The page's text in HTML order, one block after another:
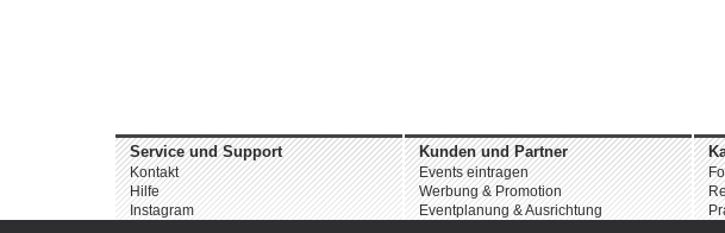
Service und Support
Kontakt
Hilfe
Instagram
Kunden und Partner
Events eintragen
Werbung & Promotion
Eventplanung & Ausrichtung